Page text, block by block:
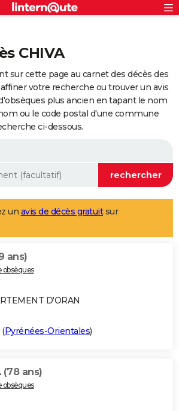
CHIVA
sur cette page au carnet des décès des
affiner votre recherche ou trouver un avis
plus ancien en tapant le nom
ou le code postal d'une commune
ci-dessous.
un avis de décès gratuitsur
ans)
D'ORAN
(Pyrénées-Orientales)
(78 ans)